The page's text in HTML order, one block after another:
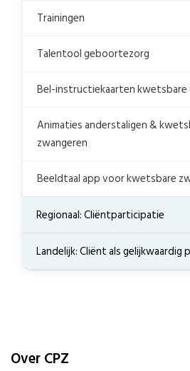
Trainingen
Talentool geboortezorg
Bel-instructiekaarten kwetsbare
Animaties anderstaligen &
zwangeren
Beeldtaal app voor kwetsbare
Regionaal: Cliëntparticipatie
Landelijk: Cliënt als gelijkwaardig
Over CPZ